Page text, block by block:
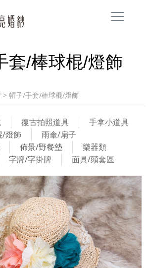
套/棒球棍/燈飾
> 帽子/手套/棒球棍/燈飾
復古拍照道具
手拿小道具
/燈飾
雨傘/扇子
佈景/野餐墊
樂器類
字牌/字掛牌 面具/頭套區